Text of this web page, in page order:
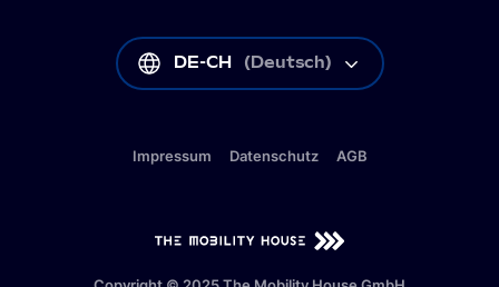
DE-CH ( Deutsch
DE-CH (Deutsch)
Impressum Datenschutz AGB